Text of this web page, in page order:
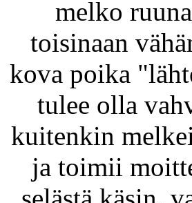
melko
toisinaan
kova poika
tulee olla
kuitenkin
ja toimii